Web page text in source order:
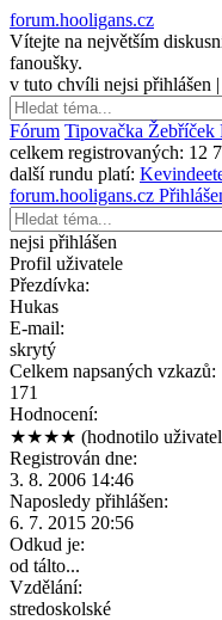
forum.hooligans.cz
Vítejte na největším
fanoušky.
v tuto chvíli nejsi přihlášen |
Fórum Tipovačka Žebříček
celkem registrovaných: 12
další rundu platí:
forum.hooligans.cz
nejsi přihlášen
Profil uživatele
Přezdívka:
Hukas
E-mail:
skrytý
Celkem napsaných vzkazů:
171
Hodnocení:
★★★★ (hodnotilo
Registrován dne:
3. 8. 2006 14:46
Naposledy přihlášen:
6. 7. 2015 20:56
Odkud je:
od tálto...
Vzdělání:
stredoskolské